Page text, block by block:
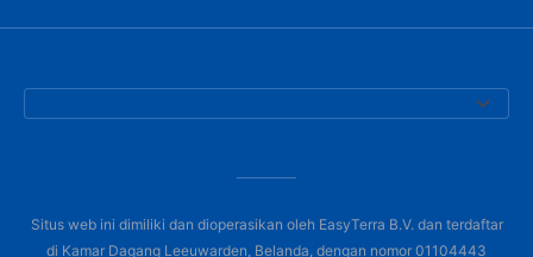
Situs web ini dimiliki dan dioperasikan oleh EasyTerra B.V. dan terdaftar
di Kamar Dagang Leeuwarden, Belanda, dengan nomor 01104443